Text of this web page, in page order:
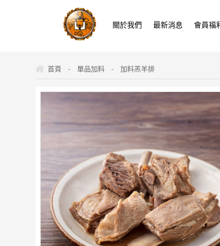
關於我們 最新消息 會員福
首頁 - 單品加料 - 加料羔羊排